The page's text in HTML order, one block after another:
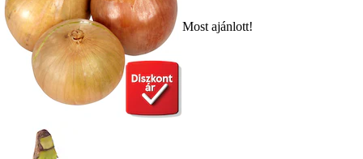
Most ajánlott!